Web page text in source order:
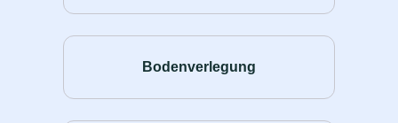
Bodenverlegung